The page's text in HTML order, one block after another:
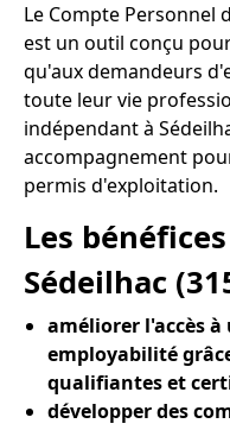
Le Compte Personnel
est un outil conçu
qu'aux demandeurs
toute leur vie
indépendant à
accompagnement
permis d'exploitation.
Les
Sédeilhac
améliorer l'accès
employabilité
qualifiantes et
développer des